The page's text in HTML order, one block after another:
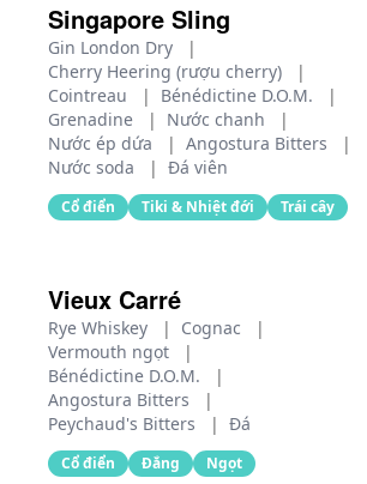
Singapore Sling
Gin London Dry
|
Cherry Heering (rượu cherry)
|
Cointreau
| Bénédictine D.O.M.
|
Grenadine
| Nước chanh
|
Nước ép dứa
| Angostura Bitters
|
Nước soda
| Đá viên
Cổ điển Tiki & Nhiệt đới Trái cây
Vieux Carré
Rye Whiskey | Cognac
|
Vermouth ngọt
|
Bénédictine D.O.M.
|
Angostura Bitters
|
Peychaud's Bitters
| Đá
Cổ điển Đắng Ngọt